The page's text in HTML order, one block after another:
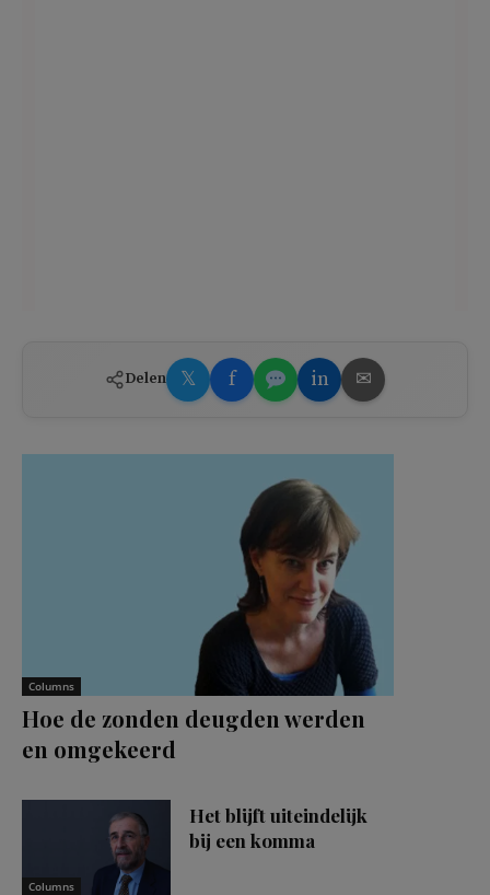
Delen 𝕏 f in ✉
Columns
Hoe de zonden deugden werden
en omgekeerd
Columns
Het blijft uiteindelijk
bij een komma